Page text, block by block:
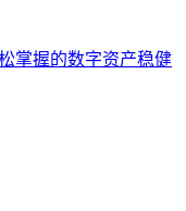
掌握的数字资产稳健